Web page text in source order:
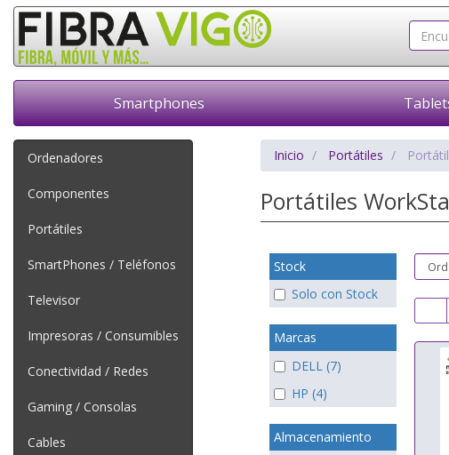
Smartphones
Ordenadores
Componentes
Portátiles
SmartPhones / Teléfonos
Televisor
Impresoras / Consumibles
Conectividad / Redes
Gaming / Consolas
Cables
Inicio Portátiles
Portátiles
Stock
Solo con Stock
Marcas
DELL (7)
HP (4)
Almacenamiento